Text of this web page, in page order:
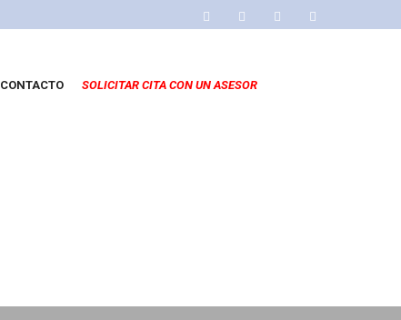
CONTACTO SOLICITAR CITA CON UN ASESOR